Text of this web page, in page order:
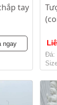
tay
ngay
Đá: